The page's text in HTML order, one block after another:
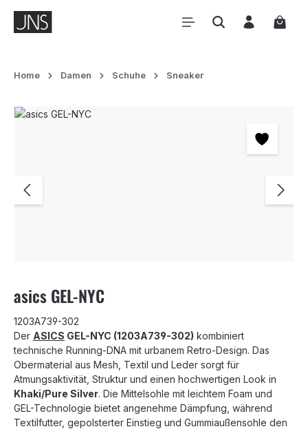
Zum Hauptinhalt springen
Home Damen Schuhe Sneaker
Bildergalerie überspringen
asics GEL-NYC
1203A739-302
Der ASICS GEL-NYC (1203A739-302) kombiniert
technische Running-DNA mit urbanem Retro-Design. Das
Obermaterial aus Mesh, Textil und Leder sorgt für
Atmungsaktivität, Struktur und einen hochwertigen Look in
Khaki/Pure Silver. Die Mittelsohle mit leichtem Foam und
GEL-Technologie bietet angenehme Dämpfung, während
Textilfutter, gepolsterter Einstieg und Gummiaußensohle den